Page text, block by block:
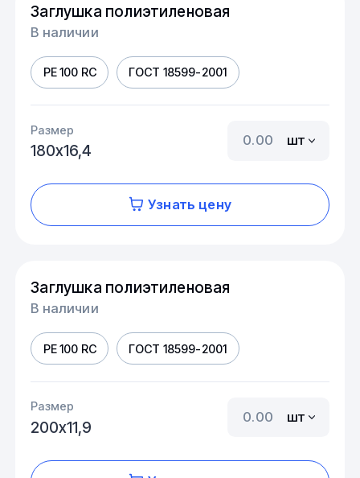
Заглушка полиэтиленовая
В наличии
PE 100 RC ГОСТ 18599-2001
Размер
180х16,4
шт
Узнать цену
Заглушка полиэтиленовая
В наличии
PE 100 RC ГОСТ 18599-2001
Размер
200х11,9
шт